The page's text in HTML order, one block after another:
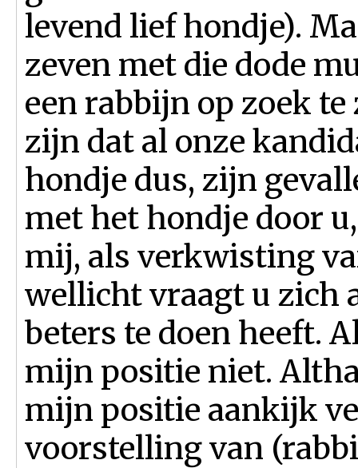
levend lief hondje).
zeven met die dode
een rabbijn op zoek
zijn dat al onze
hondje dus, zijn
met het hondje door
mij, als verkwisting
wellicht vraagt u zich
beters te doen heeft.
mijn positie niet.
mijn positie aankijk
voorstelling van